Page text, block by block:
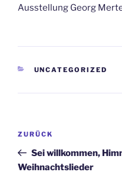
Ausstellung Georg
KATEGORIEN
UNCATEGORIZED
Beitragsnavigation
Vorheriger
Beitrag
ZURÜCK
Sei willkommen,
Weihnachtslieder